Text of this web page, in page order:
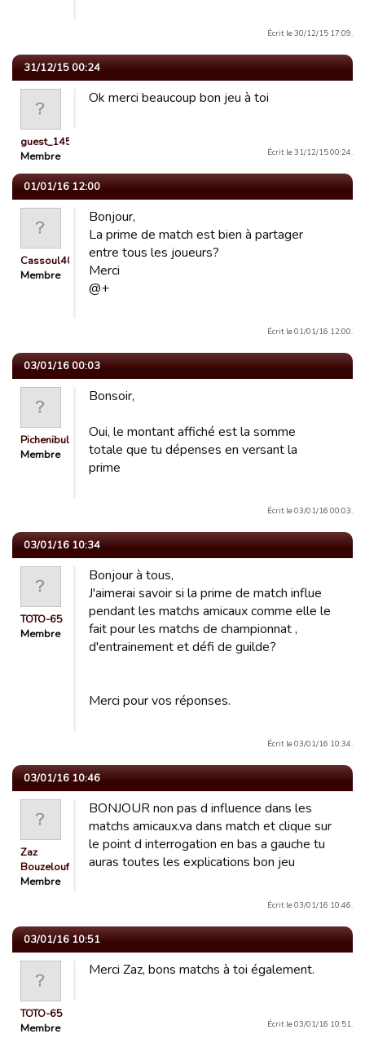
Écrit le 30/12/15 17:09.
31/12/15 00:24
guest_1451141579292
Membre
Ok merci beaucoup bon jeu à toi
Écrit le 31/12/15 00:24.
01/01/16 12:00
Cassoul40
Membre
Bonjour,
La prime de match est bien à partager
entre tous les joueurs?
Merci
@+
Écrit le 01/01/16 12:00.
03/01/16 00:03
Pichenibule
Membre
Bonsoir,
Oui, le montant affiché est la somme
totale que tu dépenses en versant la
prime
Écrit le 03/01/16 00:03.
03/01/16 10:34
TOTO-65
Membre
Bonjour à tous,
J'aimerai savoir si la prime de match influe
pendant les matchs amicaux comme elle le
fait pour les matchs de championnat ,
d'entrainement et défi de guilde?
Merci pour vos réponses.
Écrit le 03/01/16 10:34.
03/01/16 10:46
Zaz
Bouzelouf
Membre
BONJOUR non pas d influence dans les
matchs amicaux.va dans match et clique sur
le point d interrogation en bas a gauche tu
auras toutes les explications bon jeu
Écrit le 03/01/16 10:46.
03/01/16 10:51
TOTO-65
Membre
Merci Zaz, bons matchs à toi également.
Écrit le 03/01/16 10:51.